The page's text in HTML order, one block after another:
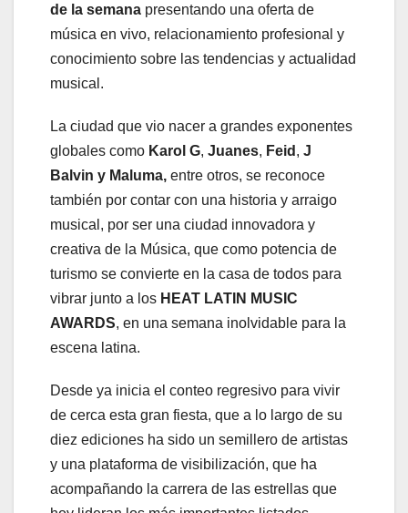
de la semana presentando una oferta de
música en vivo, relacionamiento profesional y
conocimiento sobre las tendencias y actualidad
musical.
La ciudad que vio nacer a grandes exponentes
globales como Karol G, Juanes, Feid , J
Balvin y Maluma, entre otros, se reconoce
también por contar con una historia y arraigo
musical, por ser una ciudad innovadora y
creativa de la Música, que como potencia de
turismo se convierte en la casa de todos para
vibrar junto a los HEAT LATIN MUSIC
AWARDS, en una semana inolvidable para la
escena latina.
Desde ya inicia el conteo regresivo para vivir
de cerca esta gran fiesta, que a lo largo de su
diez ediciones ha sido un semillero de artistas
y una plataforma de visibilización, que ha
acompañando la carrera de las estrellas que